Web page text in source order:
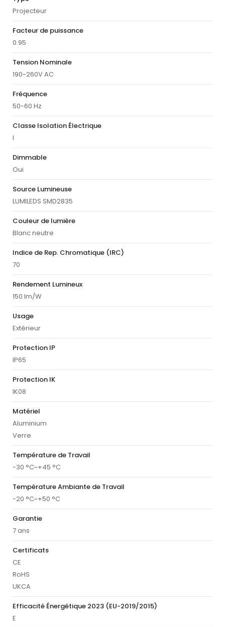
Projecteur
Facteur de puissance
0.95
Tension Nominale
190-260V AC
Fréquence
50-60 Hz
Classe Isolation Électrique
I
Dimmable
Oui
Source Lumineuse
LUMILEDS SMD2835
Couleur de lumière
Blanc neutre
Indice de Rep. Chromatique (IRC)
70
Rendement Lumineux
150 lm/W
Usage
Extérieur
Protection IP
IP65
Protection IK
IK08
Matériel
Aluminium
Verre
Température de Travail
-30 °C~+45 °C
Température Ambiante de Travail
-20 °C~+50 °C
Garantie
7 ans
Certificats
CE
RoHS
UKCA
Efficacité Énergétique 2023 (EU-2019/2015)
E